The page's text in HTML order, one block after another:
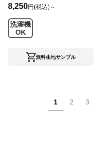
8,250円(税込)～
洗濯機
OK
無料生地サンプル
1 2 3